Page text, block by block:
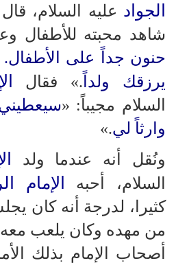
الجواد عليه السلام،
شاهد محبته للأطفال
حنون جداً على
يرزقك ولداً .» فقال
السلام مجيباً: «
وارثاً لي.»
ونُقل أنه عندما ولد
السلام، أحبه الإمام
كثيرا، لدرجة أنه كان
من مهده وكان يلعب
أصحاب الإمام بذلك